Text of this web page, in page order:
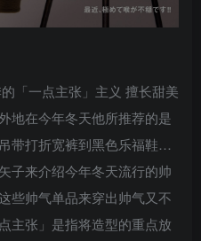
「一点主张」主义 擅长甜美
地在今年冬天他所推荐的是
带打折宽裤到黑色乐福鞋…
子来介绍今年冬天流行的帅
些帅气单品来穿出帅气又不
主张」是指将造型的重点放